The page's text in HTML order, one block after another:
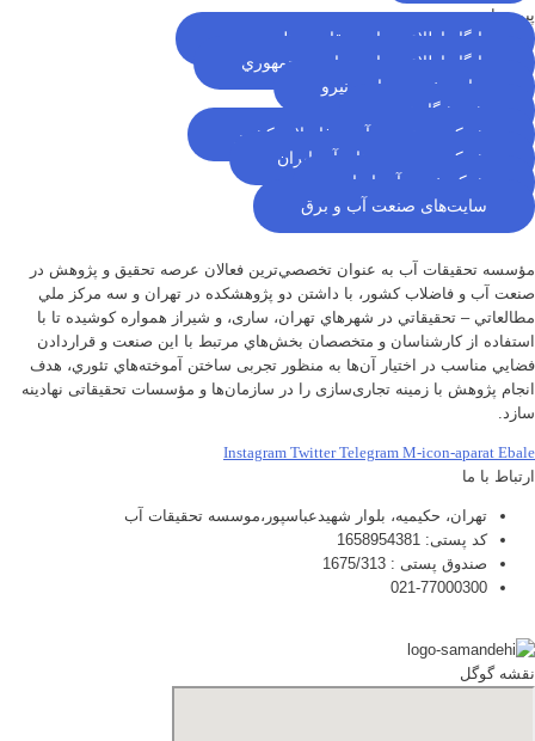
پیوندها
پایگاه اطلاع رسانی مقام معظم رهبری
پایگاه اطلاع رسانی ریاست جمهوري
سایت خبری وزارت نیرو
پژوهشگاه نيرو
شرکت مهندسی آب و فاضلاب کشور
شرکت مدیریت منابع آب ایران
شبکه خبری آب ایران
سایت‌های صنعت آب و برق
مؤسسه تحقيقات آب به عنوان تخصصي‌ترين فعالان عرصه تحقيق و پژوهش در
صنعت آب و فاضلاب كشور، با داشتن دو پژوهشكده در تهران و سه مركز ملي
مطالعاتي – تحقيقاتي در شهرهاي تهران،‌ ساری، و شيراز‌ همواره كوشيده تا با
استفاده از كارشناسان و متخصصان بخش‌هاي مرتبط با اين صنعت و قراردادن
فضايي مناسب در اختيار آن‌ها به منظور تجربی ساختن آموخته‌هاي تئوري، هدف
انجام پژوهش با زمينه تجاری‌سازی را در سازمان‌ها و مؤسسات تحقيقاتی نهادينه
سازد.
Instagram Twitter Telegram M-icon-aparat Ebale
ارتباط با ما
تهران، حکیمیه، بلوار شهیدعباسپور،موسسه تحقیقات آب
کد پستی: 1658954381
صندوق پستی : 1675/313
021-77000300
نقشه گوگل